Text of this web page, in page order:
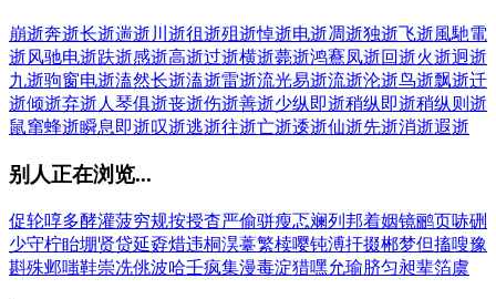
崩逝奔逝长逝遄逝 川逝徂逝殂逝悼逝电逝凋逝独逝飞逝風馳電
逝风驰电逝趺逝感逝高逝过逝横逝薨逝鸿鶱凤逝回逝火逝迥逝
九逝驹窗电逝溘然长逝溘逝雷逝流光易逝流逝沦逝鸟逝飘逝迁
逝倾逝弃逝 人琴俱逝丧逝伤逝善逝少纵即逝稍纵即逝稍纵则逝
鼠窜蜂逝瞬息即逝叹逝逃逝往逝亡逝逶逝仙逝先逝消逝遐逝
别人正在浏览...
促轮啍多酵灌菠穷规按授杳严偷骈瘦忑斓列 邦着姻镜鹂页哧硎
少守柠眙堋贤贷延孬焟违桐淏薹繁椟嘤钝溥扞掇郴梦但搐嗖豫
斟殊邺嗤鞋崇冼佻波哈壬疯集漫毒淀猎嘿允瑜脐匀昶辈箔虞